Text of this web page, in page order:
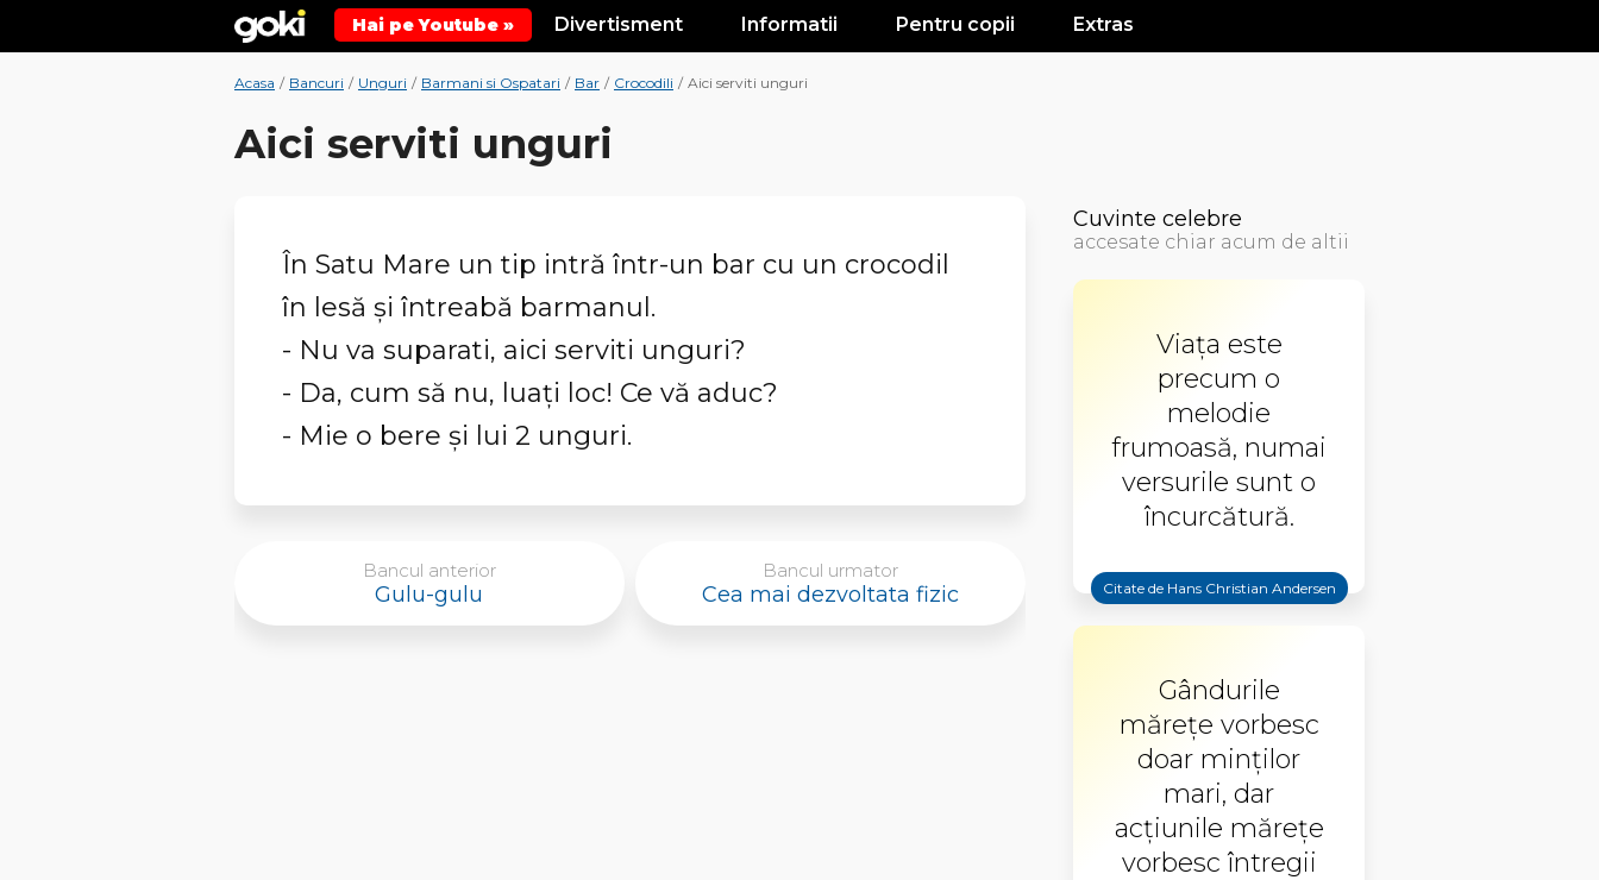
Hai pe Youtube » Divertisment Informatii Pentru copii Extras
Acasa / Bancuri / Unguri / Barmani si Ospatari / Bar / Crocodili / Aici serviti unguri
Aici serviti unguri
În Satu Mare un tip intră într-un bar cu un crocodil
în lesă şi întreabă barmanul.
- Nu va suparati, aici serviti unguri?
- Da, cum să nu, luaţi loc! Ce vă aduc?
- Mie o bere şi lui 2 unguri.
Bancul anterior
Gulu-gulu
Bancul urmator
Cea mai dezvoltata fizic
Cuvinte celebre
accesate chiar acum de altii
Viaţa este
precum o
melodie
frumoasă, numai
versurile sunt o
încurcătură.
Citate de Hans Christian Andersen
Gândurile
măreţe vorbesc
doar minţilor
mari, dar
acţiunile măreţe
vorbesc întregii